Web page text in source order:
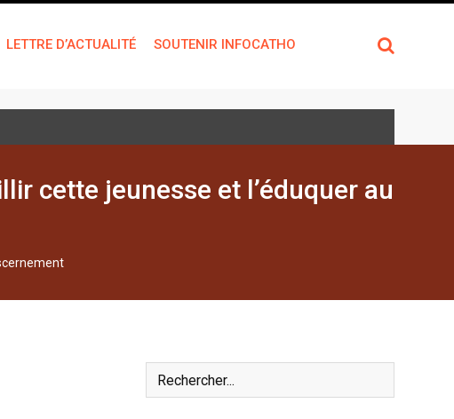
LETTRE D’ACTUALITÉ SOUTENIR INFOCATHO
cette jeunesse et l’éduquer au